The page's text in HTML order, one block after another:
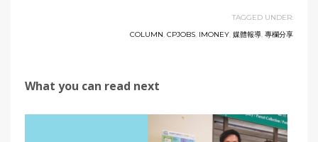
TAGGED UNDER:
COLUMN, CPJOBS, IMONEY, 媒體報導, 專欄分享
What you can read next